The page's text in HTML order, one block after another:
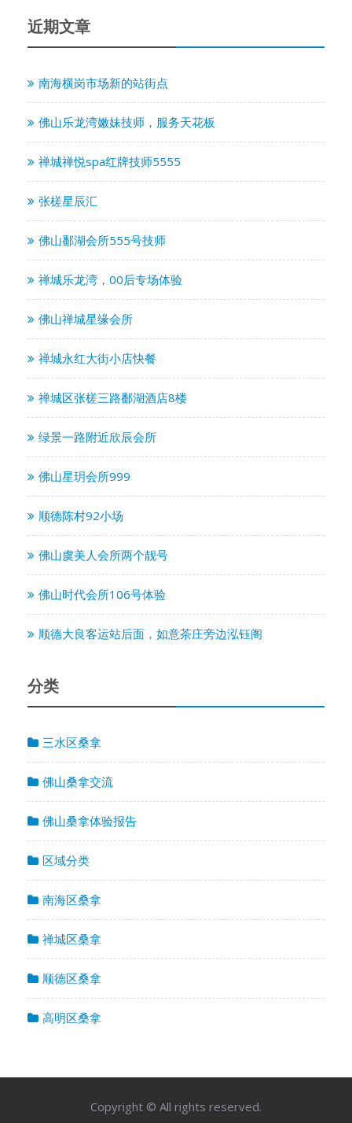
近期文章
南海横岗市场新的站街点
佛山乐龙湾嫩妹技师，服务天花板
禅城禅悦spa红牌技师5555
张槎星辰汇
佛山鄱湖会所555号技师
禅城乐龙湾，00后专场体验
佛山禅城星缘会所
禅城永红大街小店快餐
禅城区张槎三路鄱湖酒店8楼
绿景一路附近欣辰会所
佛山星玥会所999
顺德陈村92小场
佛山虞美人会所两个靓号
佛山时代会所106号体验
顺德大良客运站后面，如意茶庄旁边泓钰阁
分类
三水区桑拿
佛山桑拿交流
佛山桑拿体验报告
区域分类
南海区桑拿
禅城区桑拿
顺德区桑拿
高明区桑拿
Copyright © All rights reserved.